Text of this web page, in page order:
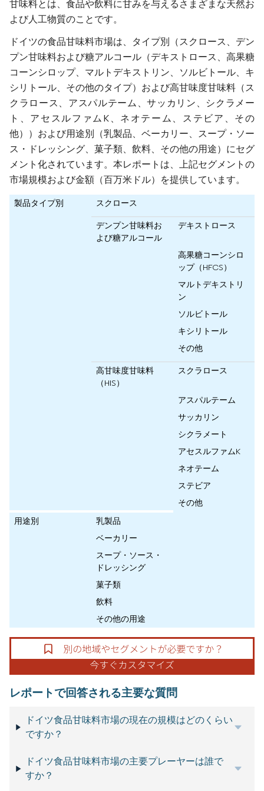
甘味料とは、食品や飲料に甘みを与えるさまざまな天然お
よび人工物質のことです。
ドイツの食品甘味料市場は、タイプ別（スクロース、デン
プン甘味料および糖アルコール（デキストロース、高果糖
コーンシロップ、マルトデキストリン、ソルビトール、キ
シリトール、その他のタイプ）および高甘味度甘味料（ス
クラロース、アスパルテーム、サッカリン、シクラメー
ト、アセスルファムK、ネオテーム、ステビア、その
他））および用途別（乳製品、ベーカリー、スープ・ソー
ス・ドレッシング、菓子類、飲料、その他の用途）にセグ
メント化されています。本レポートは、上記セグメントの
市場規模および金額（百万米ドル）を提供しています。
製品タイプ別 スクロース
デンプン甘味料お
よび糖アルコール
デキストロース
高果糖コーンシロ
ップ（HFCS）
マルトデキストリ
ン
ソルビトール
キシリトール
その他
高甘味度甘味料
（HIS）
スクラロース
アスパルテーム
サッカリン
シクラメート
アセスルファムK
ネオテーム
ステビア
その他
用途別
乳製品
ベーカリー
スープ・ソース・
ドレッシング
菓子類
飲料
その他の用途
レポートで回答される主要な質問
ドイツ食品甘味料市場の現在の規模はどのくらい
ですか？
ドイツ食品甘味料市場の主要プレーヤーは誰で
すか？